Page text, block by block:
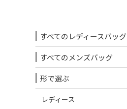
すべてのレディースバッグ
すべてのメンズバッグ
形で選ぶ
レディース